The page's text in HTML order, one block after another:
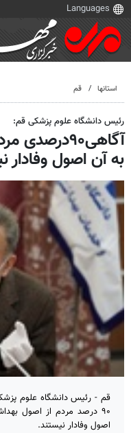
استانها قم
رئیس دانشگاه علوم پزشکی قم:
به آن اصول وفادار
قم - رئیس دانشگاه علوم
۹۰ درصد مردم از اصول
اصول وفادار نیستند.